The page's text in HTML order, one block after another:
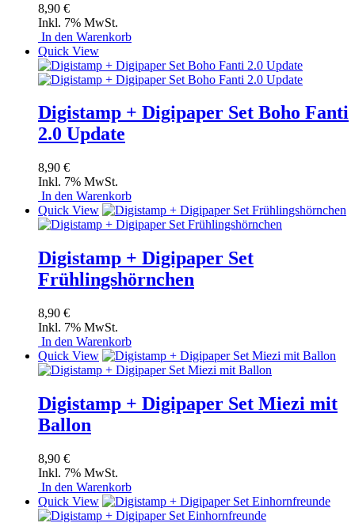
8,90 €
Inkl. 7% MwSt.
In den Warenkorb
Quick View
Digistamp + Digipaper Set Boho Fanti
2.0 Update
8,90 €
Inkl. 7% MwSt.
In den Warenkorb
Quick View
Digistamp + Digipaper Set
Frühlingshörnchen
8,90 €
Inkl. 7% MwSt.
In den Warenkorb
Quick View
Digistamp + Digipaper Set Miezi mit
Ballon
8,90 €
Inkl. 7% MwSt.
In den Warenkorb
Quick View